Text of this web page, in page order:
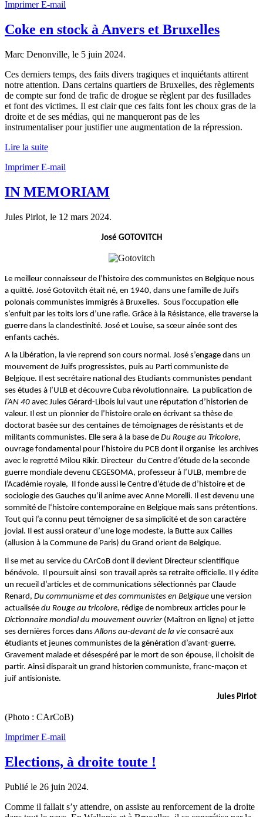
ImprimerE-mail
Coke en stock à Anvers et Bruxelles
Marc Denonville, le 5 juin 2024.
Ces derniers temps, des faits divers tragiques et inquiétants attirent
notre attention. Dans certains quartiers de Bruxelles, des règlements
de compte sur fond de trafic de drogue se règlent par des fusillades
et font des victimes. Il est clair que ces faits font les choux gras de la
droite et de ses médias, qui ne manqueront pas de les
instrumentaliser pour justifier une augmentation de la répression.
Lire la suite
ImprimerE-mail
IN MEMORIAM
Jules Pirlot, le 12 mars 2024.
José GOTOVITCH
Le meilleur connaisseur de l’histoire des communistes en Belgique nous
a quitté. José Gotovitch était né, en 1940, dans une famille de Juifs
polonais communistes immigrés à Bruxelles. Sous l’occupation elle
s’enfuit par les toits lors d’une rafle. Grâce à la Résistance, elle traverse la
guerre dans la clandestinité. José et Louise, sa sœur ainée sont des
enfants cachés.
A la Libération, la vie reprend son cours normal. José s’engage dans un
mouvement de Juifs progressistes, puis au Parti communiste de
Belgique. Il est secrétaire national des Etudiants communistes pendant
ses études à l’ULB et découvre Cuba révolutionnaire. La publication de
l’AN 40 avec Jules Gérard-Libois lui vaut une réputation d’historien de
valeur. Il est un pionnier de l’histoire orale en écrivant sa thèse de
doctorat basée sur des centaines de témoignages de résistants et de
militants communistes. Elle sera à la base de Du Rouge au Tricolore,
ouvrage fondamental pour l’histoire du PCB dont il organise les archives
avec le regretté Milou Rikir. Directeur du Centre d’étude de la seconde
guerre mondiale devenu CEGESOMA, professeur à l’ULB, membre de
l’Académie royale, Il fonde aussi le Centre d’étude de d’histoire et de
sociologie des Gauches qu’il anime avec Anne Morelli. Il est devenu une
sommité de l‘histoire contemporaine en Belgique mais sans prétentions.
Tout qui l’a connu peut témoigner de sa simplicité et de son caractère
jovial. Il est aussi orateur d’une loge modeste, la Butte aux Cailles
(allusion à la Commune de Paris) du Grand orient de Belgique.
Il se met au service du CArCoB dont il devient Directeur scientifique
bénévole. Il poursuit ainsi son travail après sa retraite officielle. Il y édite
un recueil d’articles et de communications sélectionnés par Claude
Renard, Du communisme et des communistes en Belgique une version
actualisée du Rouge au tricolore, rédige de nombreux articles pour le
Dictionnaire mondial du mouvement ouvrier(Maîtron en ligne) et jette
ses dernières forces dansAllons au-devant de la vie consacré aux
étudiants et jeunes communistes de la génération d’avant-guerre.
Gravement malade et désespéré par le mort de son épouse, il choisit de
partir. Ainsi disparait un grand historien communiste, franc-maçon et
juif antisioniste.
Jules Pirlot
(Photo : CArCoB)
ImprimerE-mail
Elections, à droite toute !
Publié le 26 juin 2024.
Comme il fallait s’y attendre, on assiste au renforcement de la droite